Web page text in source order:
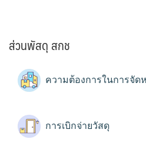
ส่วนพัสดุ สกช
ความต้องการในการจัด
การเบิกจ่ายวัสดุ